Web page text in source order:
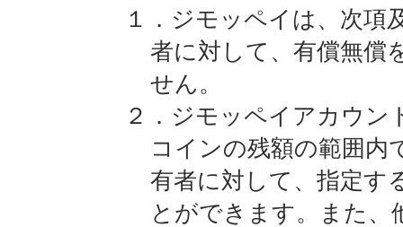
１．ジモッペイは、次項
者に対して、有償無償
せん。
２．ジモッペイアカウン
コインの残額の範囲内
有者に対して、指定す
とができます。また